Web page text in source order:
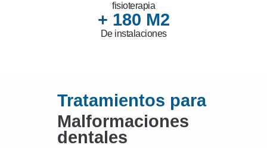
fisioterapia
De instalaciones
+ 180 M2
Tratamientos para
Malformaciones
dentales